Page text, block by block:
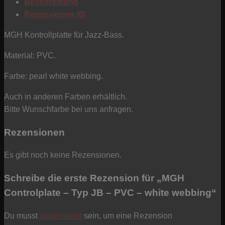
PVC
-
webbing
Menge
Rezensionen (0)
MGH Kontrollplatte für Jazz-Bass.
Material: PVC.
Farbe: pearl white webbing.
Auch in anderen Farben erhältlich.
Bitte Wunschfarbe bei uns anfragen.
Rezensionen
Es gibt noch keine Rezensionen.
Schreibe die erste Rezension für „MGH
Controlplate – Typ JB – PVC – white webbing“
Du musst angemeldet sein, um eine Rezension